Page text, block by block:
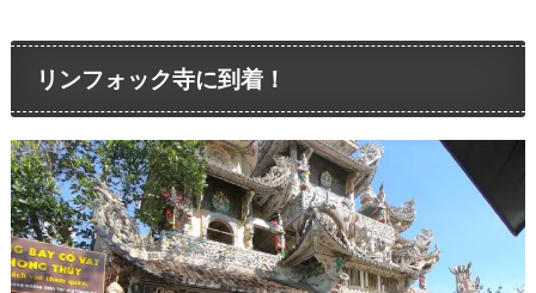
リンフォック寺に到着！